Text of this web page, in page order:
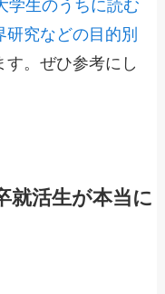
学生のうちに読む
究などの目的別
す。ぜひ参考にし
就活生が本当に